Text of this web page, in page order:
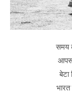
समय
आपस
बेटा